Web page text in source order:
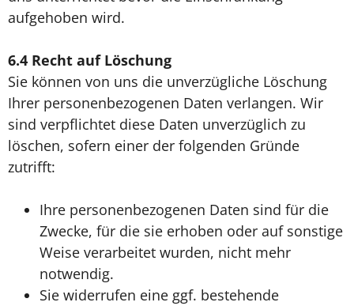
aufgehoben wird.
6.4 Recht auf Löschung
Sie können von uns die unverzügliche Löschung
Ihrer personenbezogenen Daten verlangen. Wir
sind verpflichtet diese Daten unverzüglich zu
löschen, sofern einer der folgenden Gründe
zutrifft:
Ihre personenbezogenen Daten sind für die
Zwecke, für die sie erhoben oder auf sonstige
Weise verarbeitet wurden, nicht mehr
notwendig.
Sie widerrufen eine ggf. bestehende